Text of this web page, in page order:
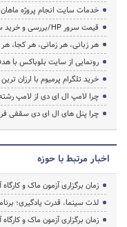
خدمات سایت انجام پروژه ماهان
قیمت سرور HP/بررسی و خرید سرور اچ پی
هر زبانی، هر زمانی، هر کجا،
رونمایی از سایت بلوباکس با
خرید تلگرام پرمیوم با ارزان
چرا لامپ ال ای دی از لامپ
چرا پنل های ال ای دی سقفی
اخبار مرتبط با حوزه
زمان برگزاری آزمون ماک و کارگاه
لذت سینما، قدرت یادگیری؛
زمان برگزاری آزمون ماک و کارگاه